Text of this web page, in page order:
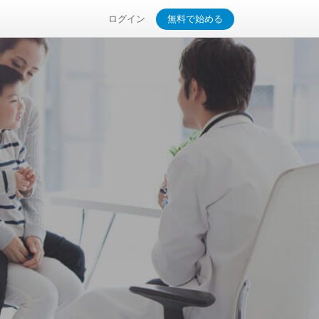
ログイン 無料で始める